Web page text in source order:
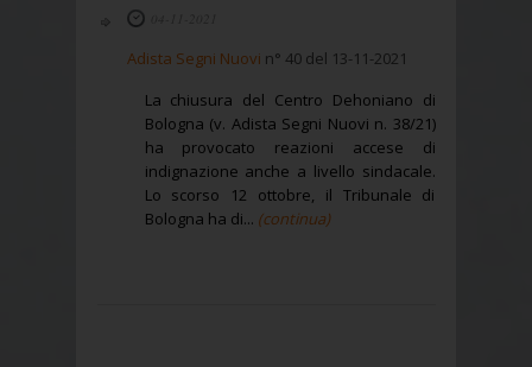
Adista Segni Nuovi n° 40 del 13-11-2021
La chiusura del Centro Dehoniano di
Bologna (v. Adista Segni Nuovi n. 38/21)
ha provocato reazioni accese di
indignazione anche a livello sindacale.
Lo scorso 12 ottobre, il Tribunale di
Bologna ha di... (continua)